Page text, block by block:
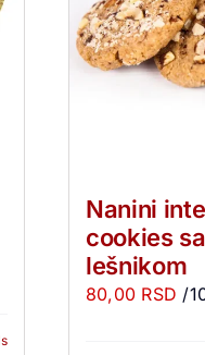
Nanini
cookies
lešnikom
80,00 RSD /